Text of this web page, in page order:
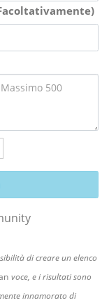
di creare un elenco
voce, e i risultati sono
innamorato di